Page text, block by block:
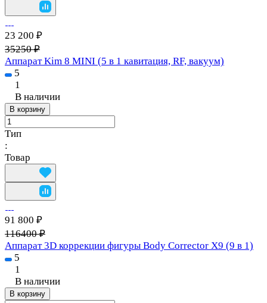
23 200 ₽
35250 ₽
Аппарат Kim 8 MINI (5 в 1 кавитация, RF, вакуум)
5
1
В наличии
В корзину
Тип
:
Товар
91 800 ₽
116400 ₽
Аппарат 3D коррекции фигуры Body Corrector X9 (9 в 1)
5
1
В наличии
В корзину